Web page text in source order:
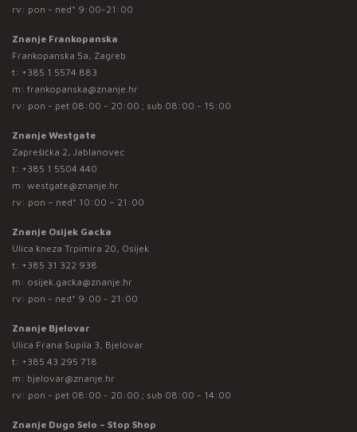
rv: pon - ned* 9:00-21:00
Znanje Frankopanska
Frankopanska 5a, Zagreb
t: +385 1 5574 883
m: frankopanska@znanje.hr
rv: pon - pet 08:00 - 20:00 ; sub 08:00 - 15:00
Znanje Westgate
Zaprešićka 2, Jablanovec
t: +385 1 5504 440
m: westgate@znanje.hr
rv: pon – ned* 10:00 – 21:00
Znanje Osijek Gacka
Ulica kneza Trpimira 20, Osijek
t: +385 31 322 938
m: osijek.gacka@znanje.hr
rv: pon - ned* 9:00 - 21:00
Znanje Bjelovar
Ulica Frana Supila 3, Bjelovar
t: +385 43 295 718
m: bjelovar@znanje.hr
rv: pon - pet 08:00 - 20:00 ; sub 08:00 - 14:00
Znanje Dugo Selo – Stop Shop